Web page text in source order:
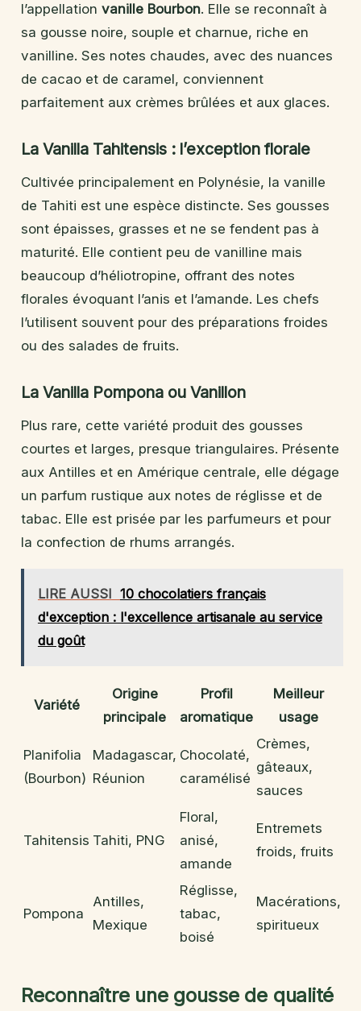
l’appellation vanille Bourbon. Elle se reconnaît à
sa gousse noire, souple et charnue, riche en
vanilline. Ses notes chaudes, avec des nuances
de cacao et de caramel, conviennent
parfaitement aux crèmes brûlées et aux glaces.
La Vanilla Tahitensis : l’exception florale
Cultivée principalement en Polynésie, la vanille
de Tahiti est une espèce distincte. Ses gousses
sont épaisses, grasses et ne se fendent pas à
maturité. Elle contient peu de vanilline mais
beaucoup d’héliotropine, offrant des notes
florales évoquant l’anis et l’amande. Les chefs
l’utilisent souvent pour des préparations froides
ou des salades de fruits.
La Vanilla Pompona ou Vanillon
Plus rare, cette variété produit des gousses
courtes et larges, presque triangulaires. Présente
aux Antilles et en Amérique centrale, elle dégage
un parfum rustique aux notes de réglisse et de
tabac. Elle est prisée par les parfumeurs et pour
la confection de rhums arrangés.
LIRE AUSSI 10 chocolatiers français
d'exception : l'excellence artisanale au service
du goût
Variété
Origine
principale
Profil
aromatique
Meilleur
usage
Planifolia
(Bourbon)
Madagascar,
Réunion
Chocolaté,
caramélisé
Crèmes,
gâteaux,
sauces
Tahitensis Tahiti, PNG
Floral,
anisé,
amande
Entremets
froids, fruits
Pompona
Antilles,
Mexique
Réglisse,
tabac,
boisé
Macérations,
spiritueux
Reconnaître une gousse de qualité